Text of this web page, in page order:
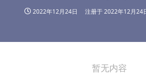
2022年12月24日 注册于2022年12月24
暂无内容